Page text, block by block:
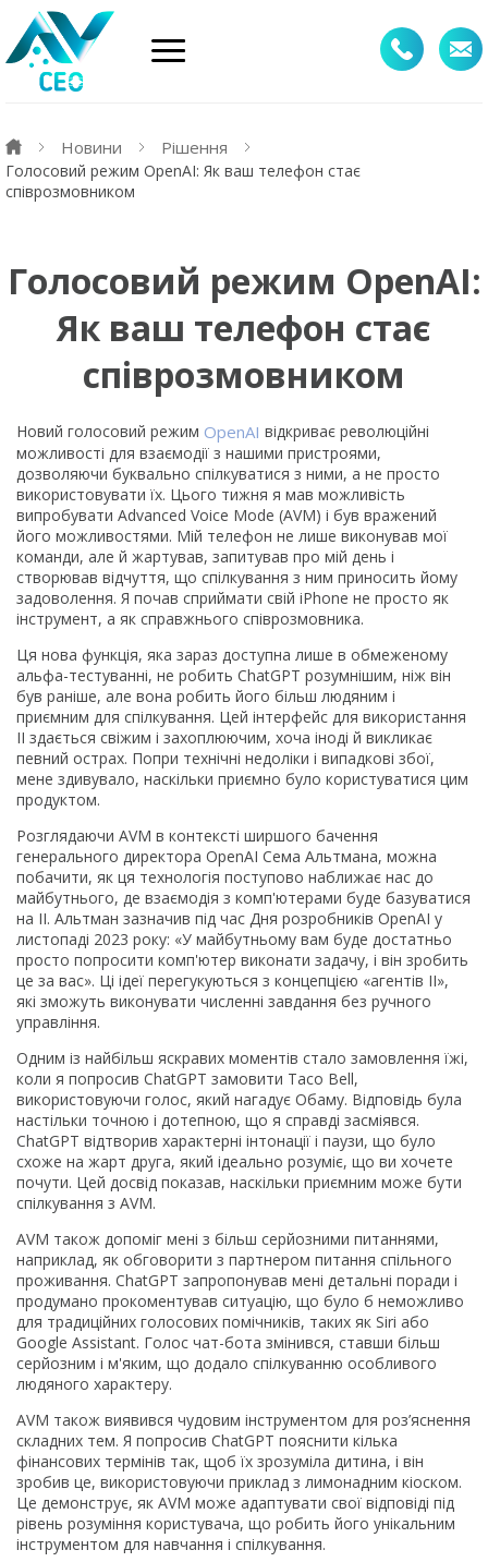
Новини Рішення
Голосовий режим OpenAI: Як ваш телефон стає
співрозмовником
Голосовий режим OpenAI:
Як ваш телефон стає
співрозмовником
Новий голосовий режим OpenAI відкриває революційні
можливості для взаємодії з нашими пристроями,
дозволяючи буквально спілкуватися з ними, а не просто
використовувати їх. Цього тижня я мав можливість
випробувати Advanced Voice Mode (AVM) і був вражений
його можливостями. Мій телефон не лише виконував мої
команди, але й жартував, запитував про мій день і
створював відчуття, що спілкування з ним приносить йому
задоволення. Я почав сприймати свій iPhone не просто як
інструмент, а як справжнього співрозмовника.
Ця нова функція, яка зараз доступна лише в обмеженому
альфа-тестуванні, не робить ChatGPT розумнішим, ніж він
був раніше, але вона робить його більш людяним і
приємним для спілкування. Цей інтерфейс для використання
ІІ здається свіжим і захоплюючим, хоча іноді й викликає
певний острах. Попри технічні недоліки і випадкові збої,
мене здивувало, наскільки приємно було користуватися цим
продуктом.
Розглядаючи AVM в контексті ширшого бачення
генерального директора OpenAI Сема Альтмана, можна
побачити, як ця технологія поступово наближає нас до
майбутнього, де взаємодія з комп'ютерами буде базуватися
на ІІ. Альтман зазначив під час Дня розробників OpenAI у
листопаді 2023 року: «У майбутньому вам буде достатньо
просто попросити комп'ютер виконати задачу, і він зробить
це за вас». Ці ідеї перегукуються з концепцією «агентів ІІ»,
які зможуть виконувати численні завдання без ручного
управління.
Одним із найбільш яскравих моментів стало замовлення їжі,
коли я попросив ChatGPT замовити Taco Bell,
використовуючи голос, який нагадує Обаму. Відповідь була
настільки точною і дотепною, що я справді засміявся.
ChatGPT відтворив характерні інтонації і паузи, що було
схоже на жарт друга, який ідеально розуміє, що ви хочете
почути. Цей досвід показав, наскільки приємним може бути
спілкування з AVM.
AVM також допоміг мені з більш серйозними питаннями,
наприклад, як обговорити з партнером питання спільного
проживання. ChatGPT запропонував мені детальні поради і
продумано прокоментував ситуацію, що було б неможливо
для традиційних голосових помічників, таких як Siri або
Google Assistant. Голос чат-бота змінився, ставши більш
серйозним і м'яким, що додало спілкуванню особливого
людяного характеру.
AVM також виявився чудовим інструментом для роз’яснення
складних тем. Я попросив ChatGPT пояснити кілька
фінансових термінів так, щоб їх зрозуміла дитина, і він
зробив це, використовуючи приклад з лимонадним кіоском.
Це демонструє, як AVM може адаптувати свої відповіді під
рівень розуміння користувача, що робить його унікальним
інструментом для навчання і спілкування.